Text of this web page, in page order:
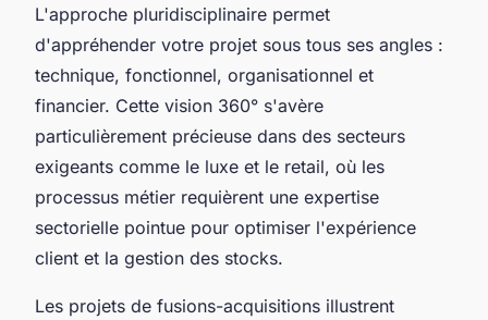
L'approche pluridisciplinaire permet
d'appréhender votre projet sous tous ses angles :
technique, fonctionnel, organisationnel et
financier. Cette vision 360° s'avère
particulièrement précieuse dans des secteurs
exigeants comme le luxe et le retail, où les
processus métier requièrent une expertise
sectorielle pointue pour optimiser l'expérience
client et la gestion des stocks.
Les projets de fusions-acquisitions illustrent